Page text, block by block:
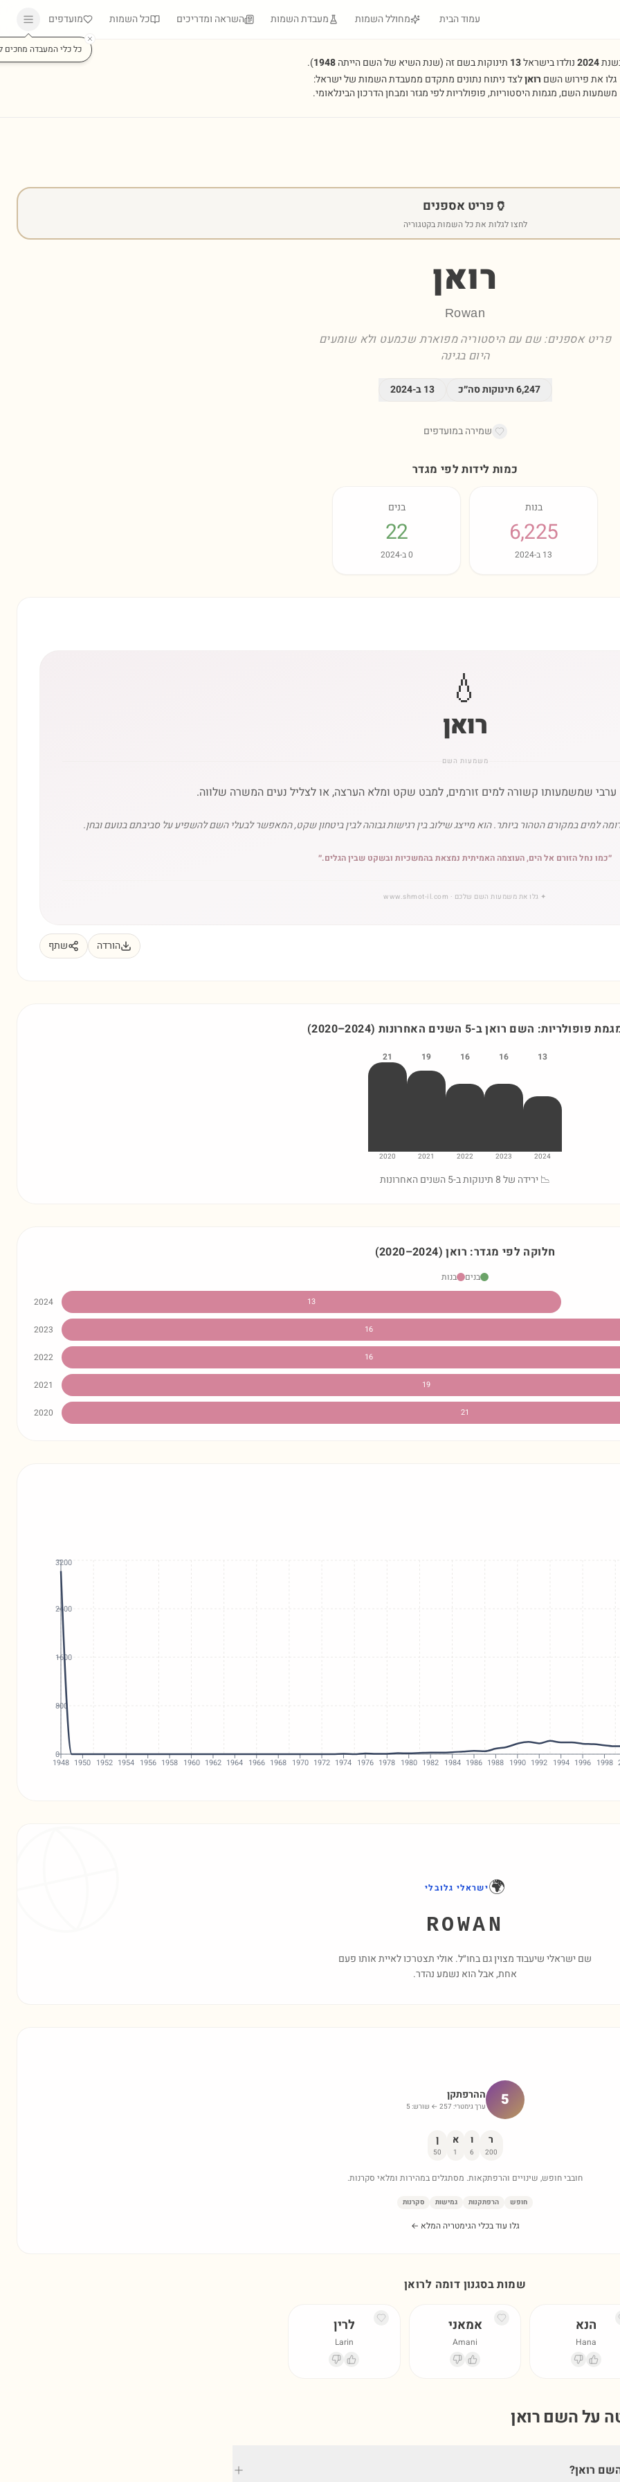
עמוד הבית מחולל השמות מעבדת השמות השראה ומדריכים כל השמות מועדפים
כל כלי המעבדה מחכים
2024נולדו בישראל13 תינוקות בשם זה (שנת השיא של השם הייתה1948
).
גלו את פירוש השם רואןלצד ניתוח נתונים מתקדם ממעבדת השמות של ישראל:
משמעות השם, מגמות היסטוריות, פופולריות לפי מגזר ומבחן הדרכון הבינלאומי.
🏺 פריט אספנים
לחצו לגלות את כל השמות בקטגוריה
רואן
Rowan
פריט אספנים: שם עם היסטוריה מפוארת שכמעט ולא שומעים
היום בגינה
6,247תינוקות סה״כ 13ב-2024
שמירה במועדפים
כמות לידות לפי מגדר
בנות
6,225
13 ב-2024
בנים
22
0ב-2024
💧
רואן
משמעות השם
שמשמעותו קשורה למים זורמים, למבט שקט ומלא הערצה, או לצליל נעים המשרה שלווה.
למים במקורם הטהור ביותר. הוא מייצג שילוב בין רגישות גבוהה לבין ביטחון שקט, המאפשר לבעלי השם להשפיע על סביבתם בנועם ובחן.
״כמו נחל הזורם אל הים, העוצמה האמיתית נמצאת בהמשכיות ובשקט שבין הגלים.״
✦ גלו את משמעות השם שלכם · www.shmot-il.com
הורדה שתף
פופולריות: השם רואןב-5 השנים האחרונות (2020–2024)
13
2024
16
2023
16
2022
19
2021
21
2020
📉 ירידה של 8 תינוקות ב-5 השנים האחרונות
חלוקה לפי מגדר: רואן (2020–2024)
בנים
בנות
2024
13
2023 16
2022 16
2021 19
2020 21
1948 1950 1952 1954 1956 1958 1960 1962 1964 1966 1968 1970 1972 1974 1976 1978 1980 1982 1984 1986 1988 1990 1992 1994 1996 1998
0
800
1600
2400
3200
🌍ישראלי גלובלי
ROWAN
שם ישראלי שיעבוד מצוין גם בחו״ל. אולי תצטרכו לאיית אותו פעם
אחת, אבל הוא נשמע נהדר.
5 ההרפתקן
ערך גימטרי: 257 ← שורש: 5
ר
200
ו
6
א
1
ן
50
חובבי חופש, שינויים והרפתקאות. מסתגלים במהירות ומלאי סקרנות.
חופש הרפתקנות גמישות סקרנות
גלו עוד בכלי הגימטריה המלא ←
שמות בסגנון דומה לרואן
הנא
Hana
אמאני
Amani
לרין
Larin
על השם רואן
רואן?